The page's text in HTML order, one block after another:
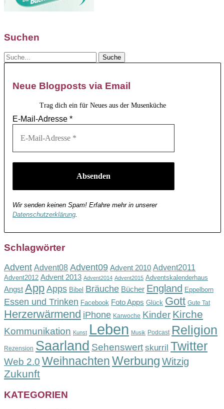
Suchen
Neue Blogposts via Email
Trag dich ein für Neues aus der Musenküche
E-Mail-Adresse *
Wir senden keinen Spam! Erfahre mehr in unserer
Datenschutzerklärung
Schlagwörter
Advent Advent08 Advent09 Advent 2010 Advent2011
Advent2012 Advent 2013 Advent2014 Advent2015 Adventskalenderhaus
Angst App Apps Bibel Bräuche Bücher England Eppelborn
Essen und Trinken Facebook Foto Apps Glück Gott Gute Tat
Herzerwärmend iPhone Karwoche Kinder Kirche
Kommunikation Kunst Leben Musik Podcast Religion
Rezension Saarland Sehenswert skurril Twitter
Web 2.0 WeihnachtenWerbung Witzig
Zukunft
KATEGORIEN